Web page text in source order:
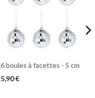
6 boules à facettes - 5 cm
5,90 €